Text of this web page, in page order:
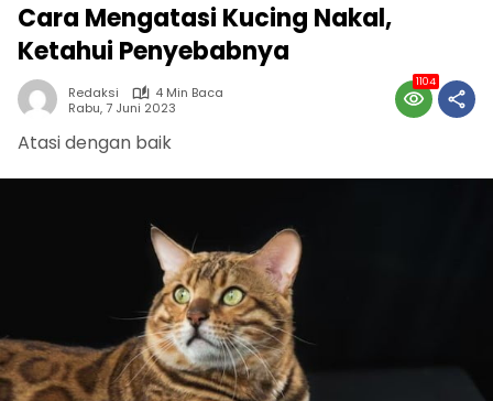
Cara Mengatasi Kucing Nakal,
Ketahui Penyebabnya
Redaksi
4 Min Baca
Rabu, 7 Juni 2023
1104
Atasi dengan baik